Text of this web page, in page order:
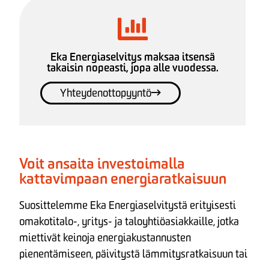
Eka Energiaselvitys maksaa itsensä
takaisin nopeasti, jopa alle vuodessa.
Yhteydenottopyyntö
Voit ansaita investoimalla
kattavimpaan energiaratkaisuun
Suosittelemme Eka Energiaselvitystä erityisesti
omakotitalo-, yritys- ja taloyhtiöasiakkaille, jotka
miettivät keinoja energiakustannusten
pienentämiseen, päivitystä lämmitysratkaisuun tai